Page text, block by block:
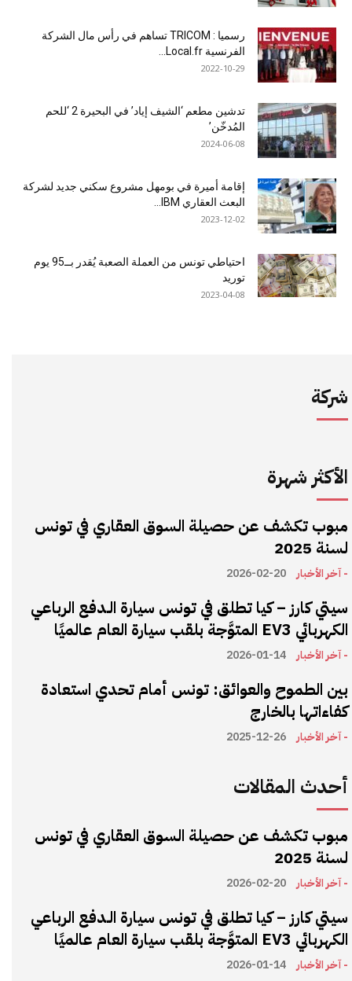
رسميا : TRICOM تساهم في رأس مال الشركة
الفرنسية Local.fr...
2022-10-29
تدشين مطعم ‘الشيف إياد’ في البحيرة 2 ‘للحم
المُدخّن’
2024-06-08
إقامة أميرة في بومهل مشروع سكني جديد لشركة
البعث العقاري IBM...
2023-12-02
احتياطي تونس من العملة الصعبة يُقدر بــ95 يوم
توريد
2023-04-08
شركة
الأكثر شهرة
مبوب تكشف عن حصيلة السوق العقاري في تونس
لسنة 2025
- آخر الأخبار 2026-02-20
سيتي كارز – كيا تطلق في تونس سيارة الـدفع الرباعي
الكهربائي EV3 المتوَّجة بلقب سيارة العام عالميًا
- آخر الأخبار 2026-01-14
بين الطموح والعوائق: تونس أمام تحدي استعادة
كفاءاتها بالخارج
- آخر الأخبار 2025-12-26
أحدث المقالات
مبوب تكشف عن حصيلة السوق العقاري في تونس
لسنة 2025
- آخر الأخبار 2026-02-20
سيتي كارز – كيا تطلق في تونس سيارة الـدفع الرباعي
الكهربائي EV3 المتوَّجة بلقب سيارة العام عالميًا
- آخر الأخبار 2026-01-14